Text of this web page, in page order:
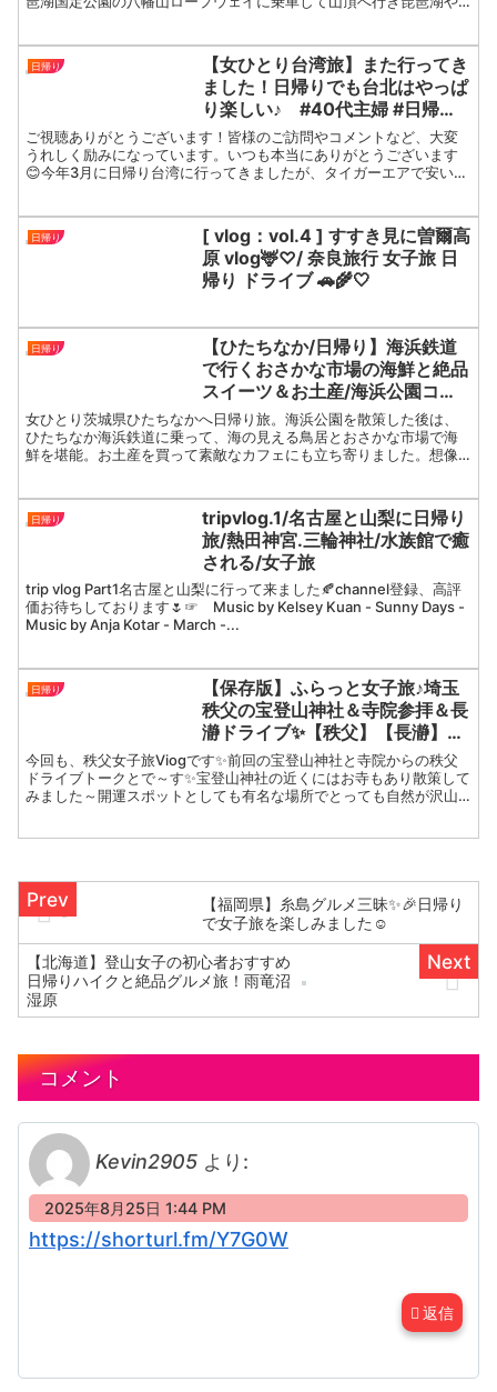
日帰り
【女ひとり台湾旅】また行ってき
ました！日帰りでも台北はやっぱ
り楽しい♪ #40代主婦 #日帰り
海外 #冰讃 #マンゴーかき氷
ご視聴ありがとうございます！皆様のご訪問やコメントなど、大変
うれしく励みになっています。いつも本当にありがとうございます
😊今年3月に日帰り台湾に行ってきましたが、タイガーエアで安いチ
日帰り
[ vlog：vol.4 ] すすき見に曽爾高
原 vlog🦌♡/ 奈良旅行 女子旅 日
帰り ドライブ 🚗🌾🤍
日帰り
【ひたちなか/日帰り】海浜鉄道
で行くおさかな市場の海鮮と絶品
スイーツ＆お土産/海浜公園コキ
ア/hitachinaka
女ひとり茨城県ひたちなかへ日帰り旅。海浜公園を散策した後は、
ひたちなか海浜鉄道に乗って、海の見える鳥居とおさかな市場で海
鮮を堪能。お土産を買って素敵なカフェにも立ち寄りました。想像
日帰り
tripvlog.1/名古屋と山梨に日帰り
旅/熱田神宮.三輪神社/水族館で癒
される/女子旅
trip vlog Part1名古屋と山梨に行って来ました🍂channel登録、高評
価お待ちしております🌷☞ Music by Kelsey Kuan - Sunny Days -
Music by Anja Kotar - March -...
日帰り
【保存版】ふらっと女子旅♪埼玉
秩父の宝登山神社＆寺院参拝＆長
瀞ドライブ✨【秩父】【長瀞】
【宝登山神社】【宝登山】【日帰
り】【温泉】【旅館】
今回も、秩父女子旅Viogです✨前回の宝登山神社と寺院からの秩父
ドライブトークとで～す✨宝登山神社の近くにはお寺もあり散策して
みました～開運スポットとしても有名な場所でとっても自然が沢山
【福岡県】糸島グルメ三昧✨🎉日帰り
で女子旅を楽しみました☺️
【北海道】登山女子の初心者おすすめ
日帰りハイクと絶品グルメ旅！雨竜沼
湿原
コメント
Kevin2905 より:
2025年8月25日 1:44 PM
https://shorturl.fm/Y7G0W
返信